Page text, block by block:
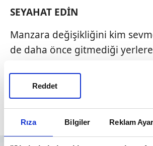
Rıza Bilgiler Reklam
Reddet
SEYAHAT EDİN
Manzara değişikliğini kim
de daha önce gitmediği
istediğiniz şehir dışındaki köye
da yaz tatiline gitmek gibi
şey olabilir.